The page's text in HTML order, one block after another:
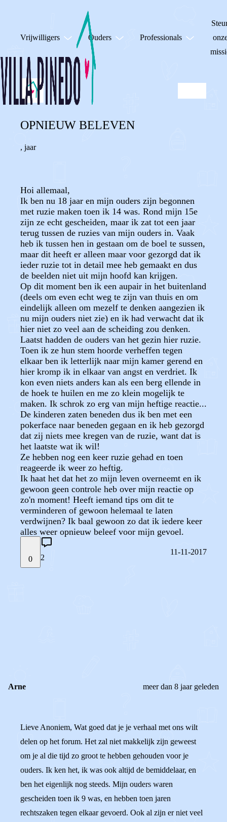
Vrijwilligers Ouders Professionals
OPNIEUW BELEVEN
, jaar
Hoi allemaal,
Ik ben nu 18 jaar en mijn ouders zijn begonnen
met ruzie maken toen ik 14 was. Rond mijn 15e
zijn ze echt gescheiden, maar ik zat tot een jaar
terug tussen de ruzies van mijn ouders in. Vaak
heb ik tussen hen in gestaan om de boel te sussen,
maar dit heeft er alleen maar voor gezorgd dat ik
ieder ruzie tot in detail mee heb gemaakt en dus
de beelden niet uit mijn hoofd kan krijgen.
Op dit moment ben ik een aupair in het buitenland
(deels om even echt weg te zijn van thuis en om
eindelijk alleen om mezelf te denken aangezien ik
nu mijn ouders niet zie) en ik had verwacht dat ik
hier niet zo veel aan de scheiding zou denken.
Laatst hadden de ouders van het gezin hier ruzie.
Toen ik ze hun stem hoorde verheffen tegen
elkaar ben ik letterlijk naar mijn kamer gerend en
hier kromp ik in elkaar van angst en verdriet. Ik
kon even niets anders kan als een berg ellende in
de hoek te huilen en me zo klein mogelijk te
maken. Ik schrok zo erg van mijn heftige reactie...
De kinderen zaten beneden dus ik ben met een
pokerface naar beneden gegaan en ik heb gezorgd
dat zij niets mee kregen van de ruzie, want dat is
het laatste wat ik wil!
Ze hebben nog een keer ruzie gehad en toen
reageerde ik weer zo heftig.
Ik haat het dat het zo mijn leven overneemt en ik
gewoon geen controle heb over mijn reactie op
zo'n moment! Heeft iemand tips om dit te
verminderen of gewoon helemaal te laten
verdwijnen? Ik baal gewoon zo dat ik iedere keer
alles weer opnieuw beleef voor mijn gevoel.
0 2
11-11-2017
Arne meer dan 8 jaar geleden
Lieve Anoniem, Wat goed dat je je verhaal met ons wilt
delen op het forum. Het zal niet makkelijk zijn geweest
om je al die tijd zo groot te hebben gehouden voor je
ouders. Ik ken het, ik was ook altijd de bemiddelaar, en
ben het eigenlijk nog steeds. Mijn ouders waren
gescheiden toen ik 9 was, en hebben toen jaren
rechtszaken tegen elkaar gevoerd. Ook al zijn er niet veel